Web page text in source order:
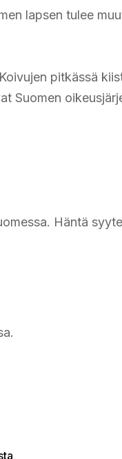
lapsen tulee
pitkässä
Suomen
Häntä